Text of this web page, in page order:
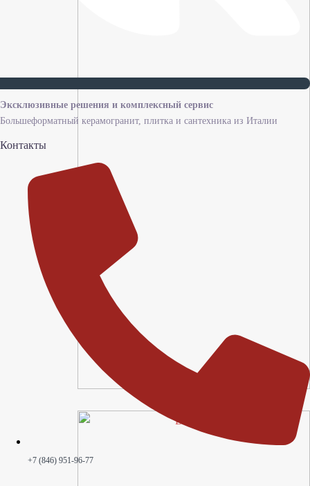
Эксклюзивные решения и комплексный сервис
Большеформатный керамогранит, плитка и сантехника из Италии
Контакты
+7 (846) 951-96-77